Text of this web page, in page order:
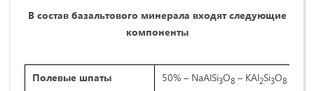
В состав базальтового минерала входят следующие
компоненты
Полевые шпаты 50% – NaAlSi3O8 – KAl2Si3O8